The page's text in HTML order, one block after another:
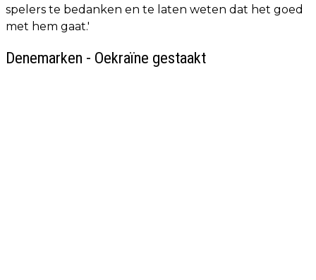
spelers te bedanken en te laten weten dat het goed
met hem gaat.'
Denemarken - Oekraïne gestaakt